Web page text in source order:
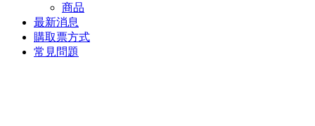
商品
最新消息
購取票方式
常見問題